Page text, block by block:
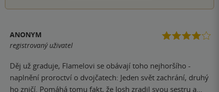
ANONYM
registrovaný uživatel
Děj už graduje, Flamelovi se obávají toho nejhoršího -
naplnění proroctví o dvojčatech: Jeden svět zachrání, druhý
ho zničí. Pomáhá tomu fakt, že Josh zradil svou sestru a